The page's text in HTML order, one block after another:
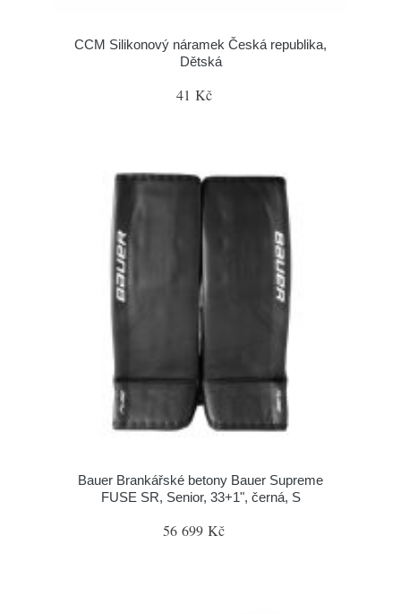
CCM Silikonový náramek Česká republika,
Dětská
41 Kč
Bauer Brankářské betony Bauer Supreme
FUSE SR, Senior, 33+1", černá, S
56 699 Kč